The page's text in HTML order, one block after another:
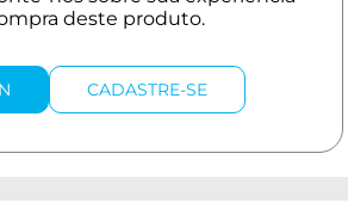
CADASTRE-SE